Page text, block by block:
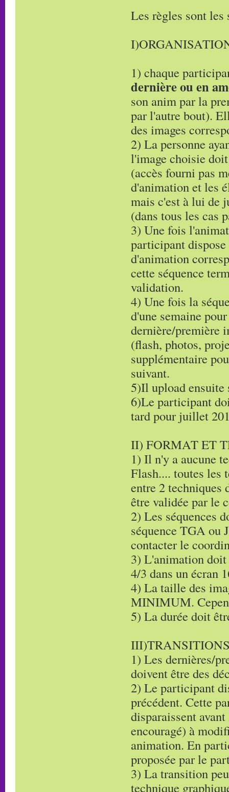
Les règles sont les
1) chaque
dernière ou en
son anim par la
par l'autre bout).
des images
2) La personne
l'image choisie
(accès fourni pas
d'animation et les
mais c'est à lui de
(dans tous les cas
3) Une fois
participant
d'animation
cette séquence
validation.
4) Une fois la
d'une semaine
dernière/première
(flash, photos,
supplémentaire
suivant.
5)Il upload ensuite
6)Le participant
tard pour juillet
II) FORMAT ET
1) Il n'y a aucune
Flash.... toutes les
entre 2 techniques
être validée par le
2) Les séquences
séquence TGA ou
contacter le
3) L'animation
4/3 dans un écran
4) La taille des
MINIMUM.
5) La durée doit
1) Les dernières/
doivent être des
2) Le participant
précédent. Cette
disparaissent
encouragé) à
animation. En
proposée par le
3) La transition
technique